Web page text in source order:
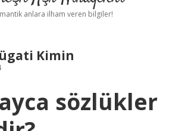
Yasal Uyarı
anlara ilham veren bilgiler!
Kimin
sözlükler